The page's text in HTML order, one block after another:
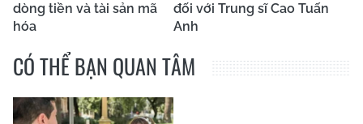
dòng tiền và tài sản mã
hóa
đối với Trung sĩ Cao Tuấn
Anh
CÓ THỂ BẠN QUAN TÂM